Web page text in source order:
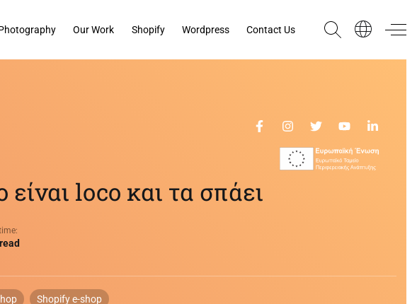
Our Work Shopify Wordpress Contact Us
loco και τα σπάει
Shopify e-shop